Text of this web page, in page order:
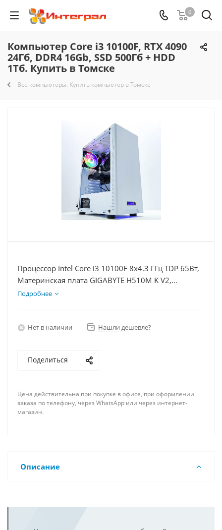
0
Компьютер Core i3 10100F, RTX 4090
24Гб, DDR4 16Gb, SSD 500Гб + HDD
1Тб. Купить в Томске
Все компьютеры. Купить компьютер в Томске
Процессор Intel Core i3 10100F 8x4.3 ГГц TDP 65Вт,
Материнская плата GIGABYTE H510M K V2,
Видеокарта RTX 4090 24Гб, Память DDR4 16Gb,
Подробнее
Нет в наличии Нашли дешевле?
Поделиться
Цена действительна при покупке в офисе, при оформлении
заказа по телефону, через WhatsApp или через интернет-
магазин.
Описание